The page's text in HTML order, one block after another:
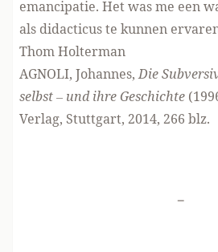
emancipatie. Het was me een
als didacticus te kunnen
Thom Holterman
AGNOLI, Johannes,Die
selbst – und ihre Geschichte
Verlag, Stuttgart, 2014, 266 blz.
-